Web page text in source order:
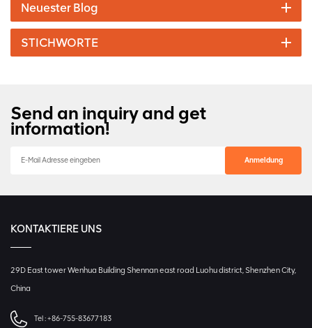
Neuester Blog
STICHWORTE
Send an inquiry and get
information!
KONTAKTIERE UNS
29D East tower Wenhua Building Shennan east road Luohu district, Shenzhen City,
China
Tel :+86-755-83677183